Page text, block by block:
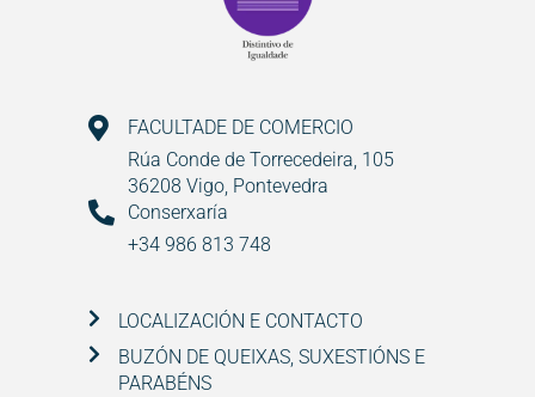
FACULTADE DE COMERCIO
Rúa Conde de Torrecedeira, 105
36208 Vigo, Pontevedra
Conserxaría
+34 986 813 748
LOCALIZACIÓN E CONTACTO
BUZÓN DE QUEIXAS, SUXESTIÓNS E
PARABÉNS